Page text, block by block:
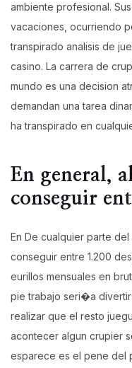
ambiente profesional.
vacaciones, ocurriendo
transpirado analisis de
casino. La carrera de
mundo es una decision
demandan una tarea
ha transpirado en
En general,
conseguir
En De cualquier parte
conseguir entre 1.200
eurillos mensuales en
pie trabajo seri�a
realizar que el resto
acontecer algun crupier
esparece es el pene del